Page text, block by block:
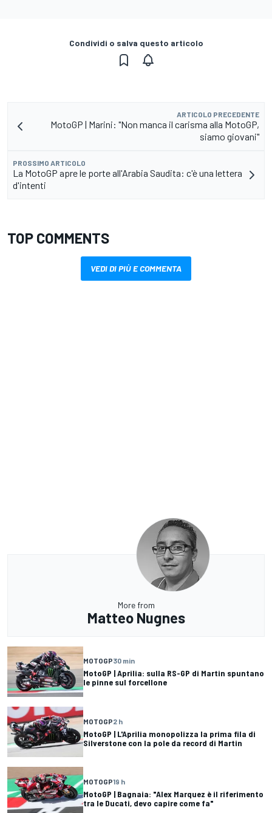
Condividi o salva questo articolo
ARTICOLO PRECEDENTE
MotoGP | Marini: "Non manca il carisma alla MotoGP,
siamo giovani"
PROSSIMO ARTICOLO
La MotoGP apre le porte all'Arabia Saudita: c'è una lettera
d'intenti
TOP COMMENTS
VEDI DI PIÙ E COMMENTA
More from
Matteo Nugnes
MOTOGP30 min
MotoGP | Aprilia: sulla RS-GP di Martin spuntano
le pinne sul forcellone
MOTOGP2 h
MotoGP | L'Aprilia monopolizza la prima fila di
Silverstone con la pole da record di Martin
MOTOGP19 h
MotoGP | Bagnaia: "Alex Marquez è il riferimento
tra le Ducati, devo capire come fa"